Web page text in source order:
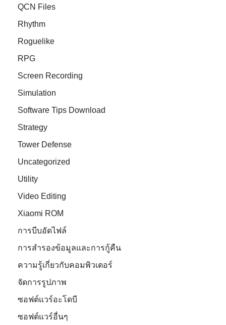
QCN Files
Rhythm
Roguelike
RPG
Screen Recording
Simulation
Software Tips Download
Strategy
Tower Defense
Uncategorized
Utility
Video Editing
Xiaomi ROM
การบีบอัดไฟล์
การสำรองข้อมูลและการกู้คืน
ความรู้เกี่ยวกับคอมพิวเตอร์
จัดการรูปภาพ
ซอฟต์แวร์อะโดบี
ซอฟต์แวร์อื่นๆ